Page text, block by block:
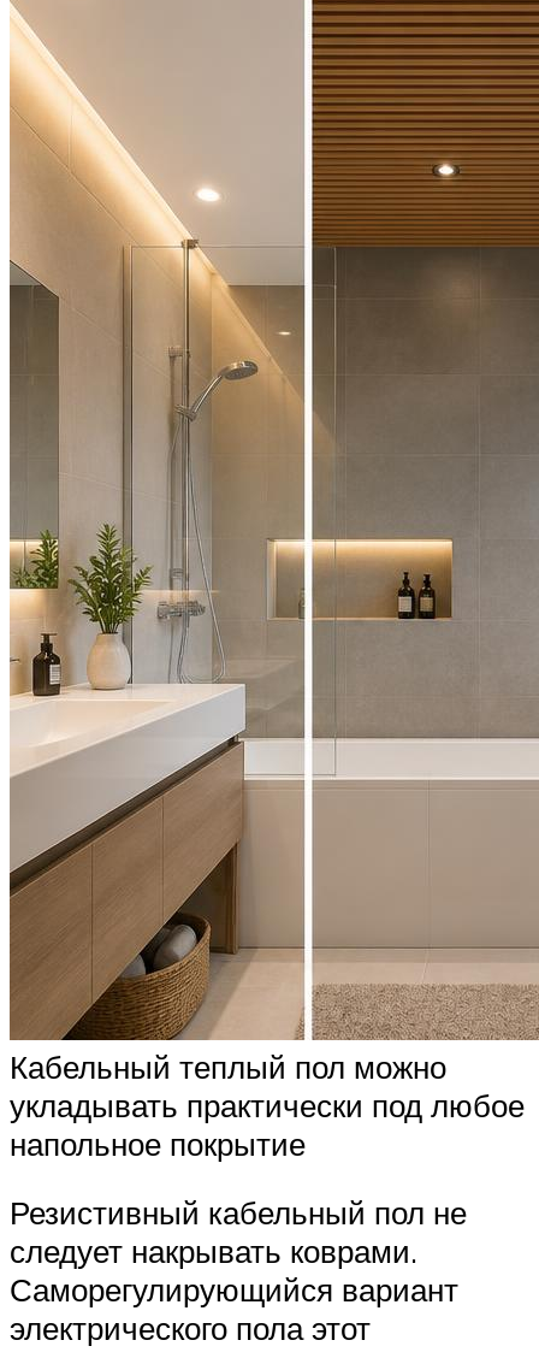
Кабельный теплый пол можно
укладывать практически под любое
напольное покрытие
Резистивный кабельный пол не
следует накрывать коврами.
Саморегулирующийся вариант
электрического пола этот